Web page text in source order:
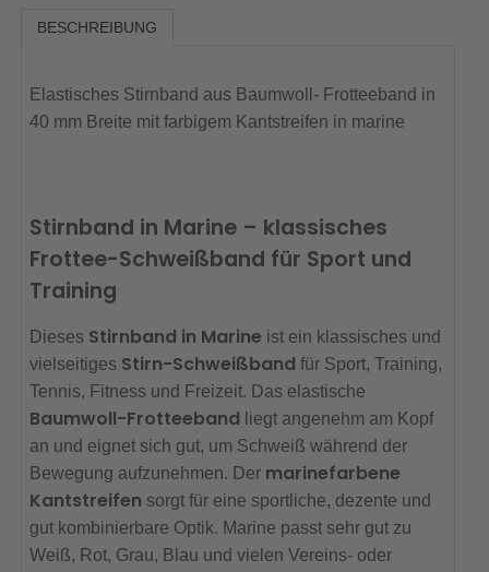
BESCHREIBUNG
Elastisches Stirnband aus Baumwoll- Frotteeband in
40 mm Breite mit farbigem Kantstreifen in marine
Stirnband in Marine – klassisches
Frottee-Schweißband für Sport und
Training
Dieses Stirnband in Marine ist ein klassisches und
vielseitiges Stirn-Schweißband für Sport, Training,
Tennis, Fitness und Freizeit. Das elastische
Baumwoll-Frotteeband liegt angenehm am Kopf
an und eignet sich gut, um Schweiß während der
Bewegung aufzunehmen. Der marinefarbene
Kantstreifen sorgt für eine sportliche, dezente und
gut kombinierbare Optik. Marine passt sehr gut zu
Weiß, Rot, Grau, Blau und vielen Vereins- oder